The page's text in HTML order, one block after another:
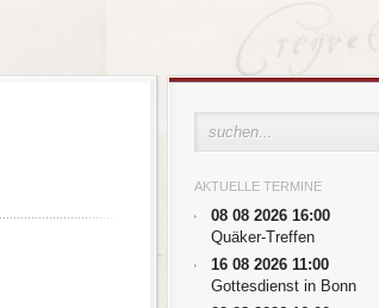
AKTUELLE TERMINE
08 08 2026 16:00
Quäker-Treffen
16 08 2026 11:00
Gottesdienst in Bonn